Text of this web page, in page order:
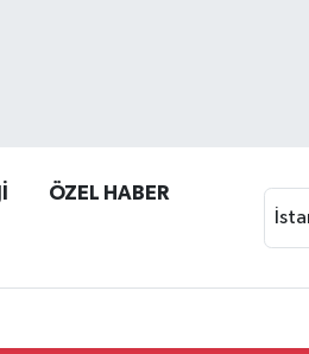
ÖZEL HABER